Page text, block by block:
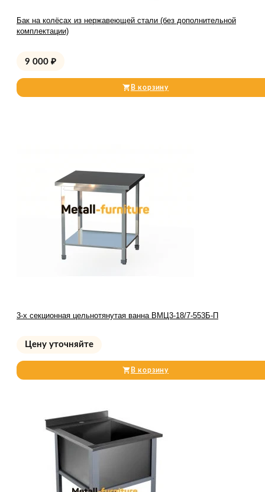
Бак на колёсах из нержавеющей стали (без дополнительной
комплектации)
9 000 ₽
В корзину
3-х секционная цельнотянутая ванна ВМЦ3-18/7-553Б-П
Цену уточняйте
В корзину